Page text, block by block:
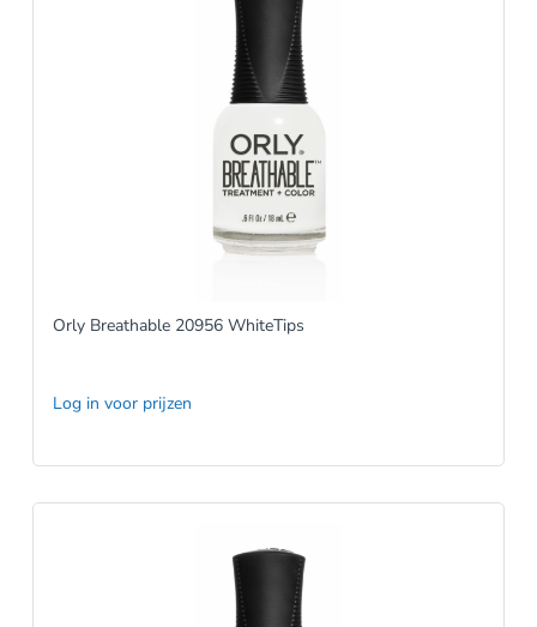
Orly Breathable 20956 WhiteTips
Log in voor prijzen